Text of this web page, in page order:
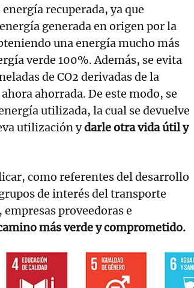
recuperada, ya que
generada en origen por la
una energía mucho más
verde 100%. Además, se evita
de CO2 derivadas de la
ahorrada. De este modo, se
utilizada, la cual se devuelve
utilización ydarle otra vida útil y
como referentes del desarrollo
de interés del transporte
proveedoras e
más verde y comprometido.